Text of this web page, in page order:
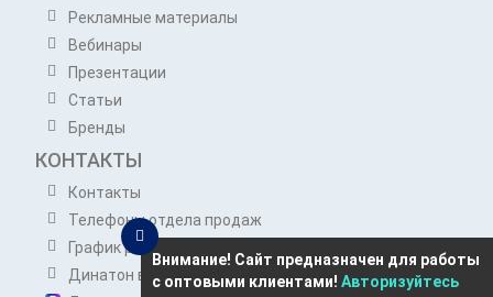
Рекламные материалы
Вебинары
Презентации
Статьи
Бренды
КОНТАКТЫ
Контакты
Телефоны отдела продаж
График работы отдела продаж
Динатон в Telegram
Внимание! Сайт предназначен для работы
с оптовыми клиентами! Авторизуйтесь